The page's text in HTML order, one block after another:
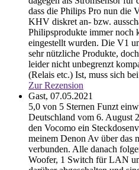
dass die Philips Pro nun die
KHV diskret an- bzw.
Philipsprodukte immer noch
eingestellt wurden. Die V1
sehr nützliche Produkte,
leider nicht unbegrenzt
(Relais etc.) Ist, muss sich
Zur Rezension
Gast, 07.05.2021
5,0 von 5 Sternen Funzt
Deutschland vom 6. August
den Vocomo ein
meinem Denon Av über das
verbunden. Alle danach
Woofer, 1 Switch für LAN